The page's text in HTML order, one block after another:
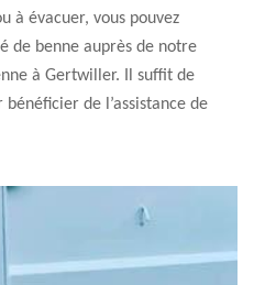
à évacuer, vous pouvez
de benne auprès de notre
à Gertwiller. Il suffit de
de l’assistance de